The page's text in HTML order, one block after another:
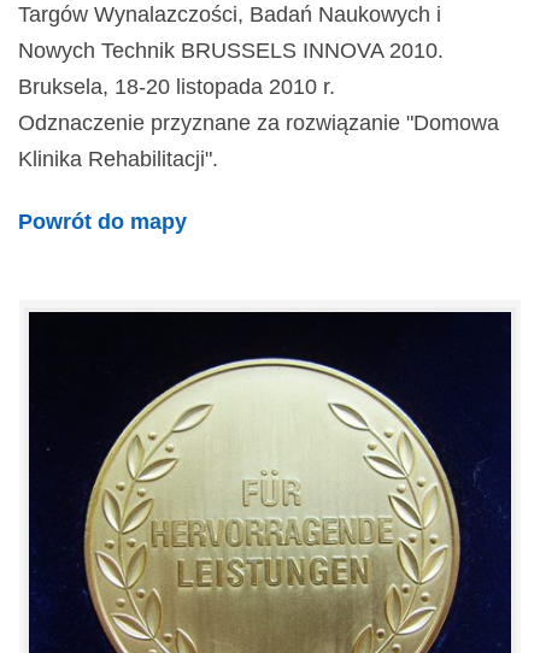
Targów Wynalazczości, Badań Naukowych i
Nowych Technik BRUSSELS INNOVA 2010.
Bruksela, 18-20 listopada 2010 r.
Odznaczenie przyznane za rozwiązanie "Domowa
Klinika Rehabilitacji".
Powrót do mapy